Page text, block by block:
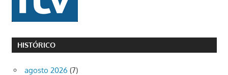
HISTÓRICO
agosto 2026 (7)